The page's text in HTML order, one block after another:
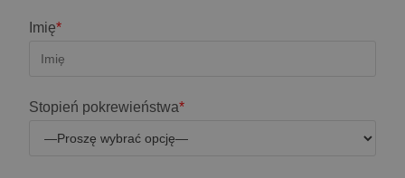
Imię*
Stopień pokrewieństwa*